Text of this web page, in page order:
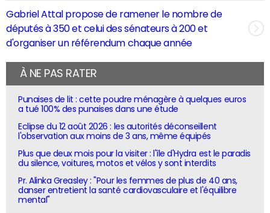
Gabriel Attal propose de ramener le nombre de
députés à 350 et celui des sénateurs à 200 et
d'organiser un référendum chaque année
À NE PAS RATER
Punaises de lit : cette poudre ménagère à quelques euros
a tué 100% des punaises dans une étude
Eclipse du 12 août 2026 : les autorités déconseillent
l'observation aux moins de 3 ans, même équipés
Plus que deux mois pour la visiter : l'île d'Hydra est le paradis
du silence, voitures, motos et vélos y sont interdits
Pr. Alinka Greasley : "Pour les femmes de plus de 40 ans,
danser entretient la santé cardiovasculaire et l'équilibre
mental"